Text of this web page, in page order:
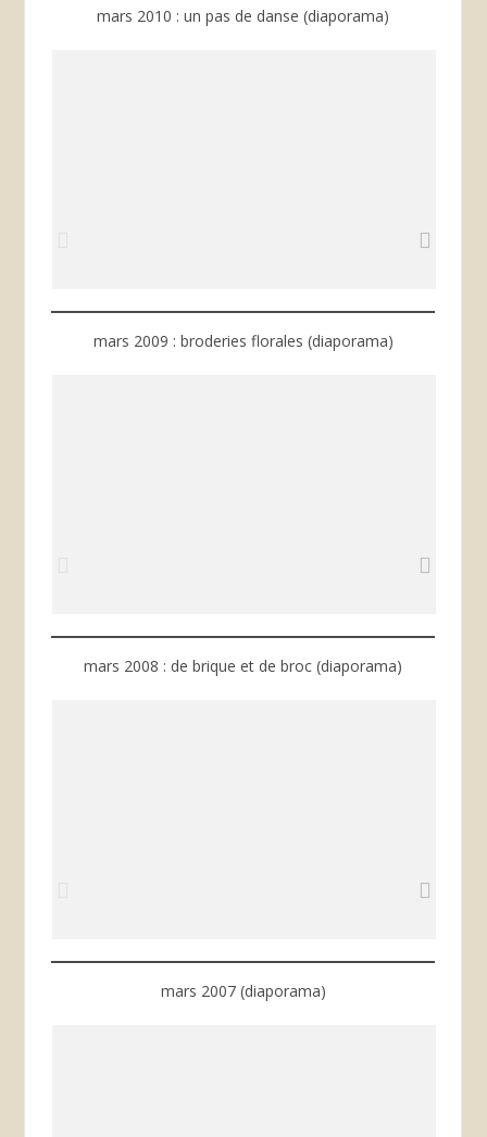
mars 2010 : un pas de danse (diaporama)
mars 2009 : broderies florales (diaporama)
mars 2008 : de brique et de broc (diaporama)
mars 2007 (diaporama)